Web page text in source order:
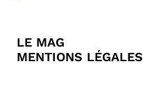
LE MAG
MENTIONS LÉGALES